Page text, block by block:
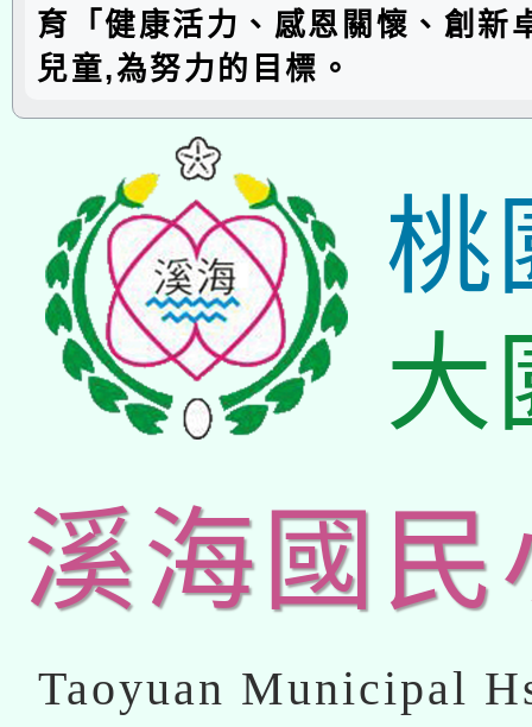
育「健康活力、感恩關懷、創新
兒童,為努力的目標。
桃
大
溪海國民
Taoyuan Municipal